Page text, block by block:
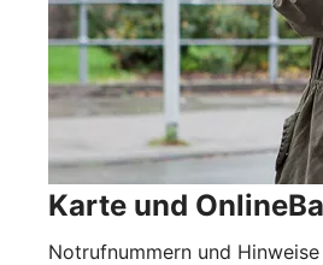
Karte und
Notrufnummern und